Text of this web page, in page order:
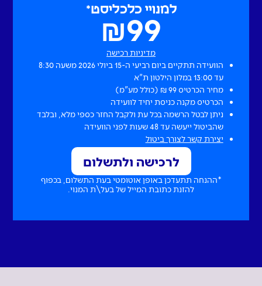
למנויי כלכליסט*
99
₪
מדיניות רכישה
הוועידה תתקיים ביום רביעי ה-15 ביולי 2026 משעה 8:30
עד 13:00 במלון הילטון ת"א
מחיר הכרטיס 99 ₪ (כולל מע"מ)
הכרטיס מקנה כניסת יחיד לוועידה
ניתן לבטל הרשמה בכל עת ולקבל החזר כספי מלא, ובלבד
שהביטול ייעשה עד 48 שעות לפני הוועידה
יצירת קשר לצורך ביטול
לרכישה ולתשלום
*ההנחה תתעדכן באופן אוטומטי בעת התשלום, בכפוף
להזנת כתובת המייל של בעל\ת המנוי.